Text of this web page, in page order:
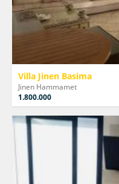
Villa Jinen Basima
Jinen Hammamet
1.800.000